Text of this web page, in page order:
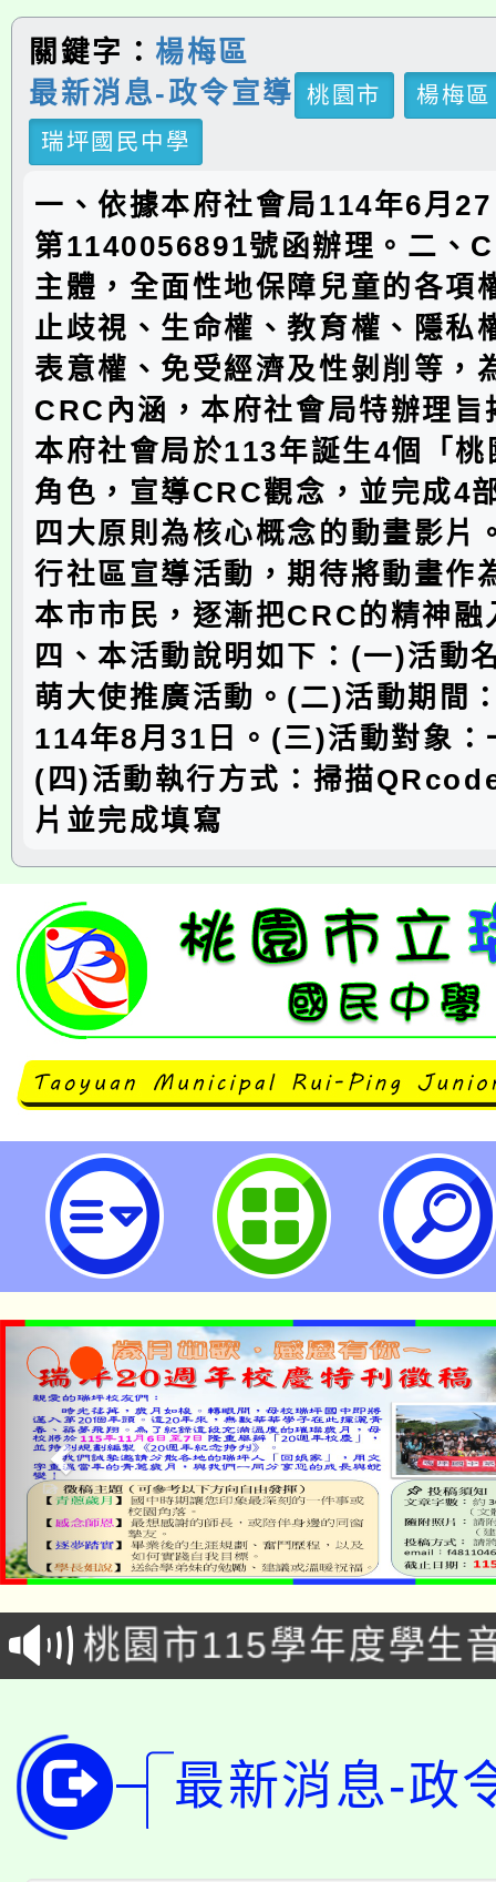
關鍵字： 楊梅區
最新消息-政令宣導
桃園市
楊梅區
瑞坪國民中學
一、依據本府社會局114年6月
第1140056891號函辦理。二、
主體，全面性地保障兒童的各項
止歧視、生命權、教育權、隱私
表意權、免受經濟及性剝削等，
CRC內涵，本府社會局特辦理旨
本府社會局於113年誕生4個「
角色，宣導CRC觀念，並完成4
四大原則為核心概念的動畫影片
行社區宣導活動，期待將動畫作
本市市民，逐漸把CRC的精神融
四、本活動說明如下：(一)活動
萌大使推廣活動。(二)活動期間
114年8月31日。(三)活動對象：
(四)活動執行方式：掃描
片並完成填寫
桃園市推廣宣傳兒童權利公約
萌大使推廣活動，歡迎參與！-桃
公告本校115學年度第
代理(課)教師甄選結果(
「2026金融保險知識
車」活動
桃園市115學年度學生
生本土語及新住民語歌
公告本校115學年度第
代理(課)教師甄選結果(
公告本校115學年度第
代理(課)教師甄選結果(
轉知中國文化大學推廣
最新消息-政